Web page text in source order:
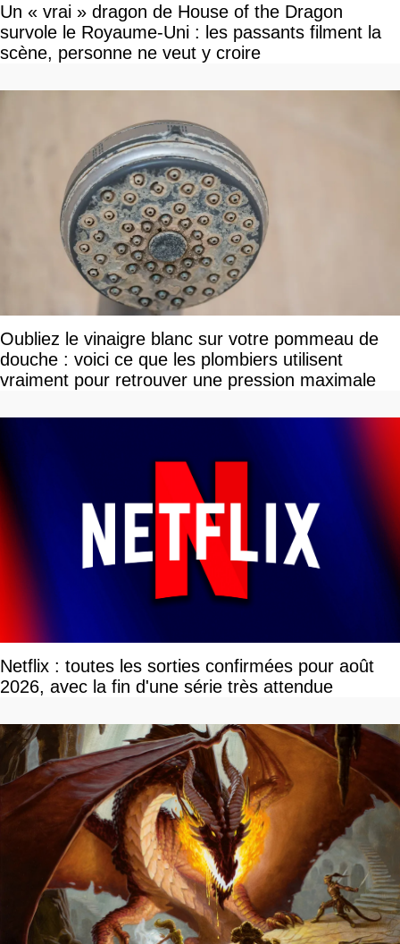
Un « vrai » dragon de House of the Dragon
survole le Royaume-Uni : les passants filment la
scène, personne ne veut y croire
Oubliez le vinaigre blanc sur votre pommeau de
douche : voici ce que les plombiers utilisent
vraiment pour retrouver une pression maximale
Netflix : toutes les sorties confirmées pour août
2026, avec la fin d'une série très attendue